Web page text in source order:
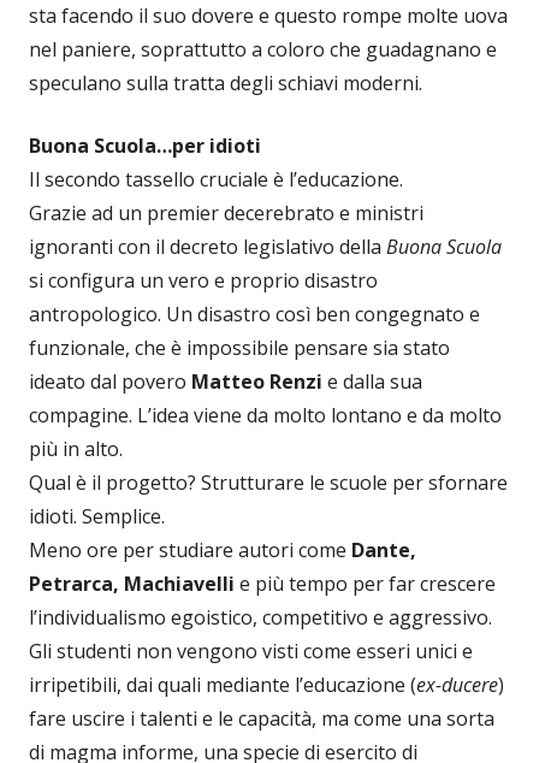
sta facendo il suo dovere e questo rompe molte uova
nel paniere, soprattutto a coloro che guadagnano e
speculano sulla tratta degli schiavi moderni.
Buona Scuola…per idioti
Il secondo tassello cruciale è l’educazione.
Grazie ad un premier decerebrato e ministri
ignoranti con il decreto legislativo della Buona Scuola
si configura un vero e proprio disastro
antropologico. Un disastro così ben congegnato e
funzionale, che è impossibile pensare sia stato
ideato dal povero Matteo Renzi e dalla sua
compagine. L’idea viene da molto lontano e da molto
più in alto.
Qual è il progetto? Strutturare le scuole per sfornare
idioti. Semplice.
Meno ore per studiare autori come Dante,
Petrarca, Machiavelli e più tempo per far crescere
l’individualismo egoistico, competitivo e aggressivo.
Gli studenti non vengono visti come esseri unici e
irripetibili, dai quali mediante l’educazione (ex-ducere)
fare uscire i talenti e le capacità, ma come una sorta
di magma informe, una specie di esercito di